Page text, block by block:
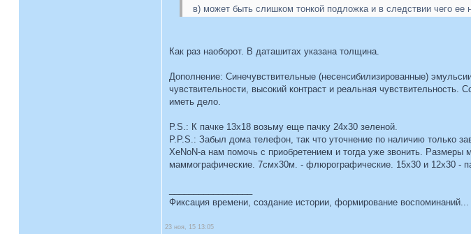
в) может быть слишком тонкой подложка и в следствии чего ее
Как раз наоборот. В даташитах указана толщина.
Дополнение: Синечувствительные (несенсибилизированные)
чувствительности, высокий контраст и реальная
иметь дело.
P.S.: К пачке 13х18 возьму еще пачку 24х30 зеленой.
P.P.S.: Забыл дома телефон, так что уточнение по наличию только
XeNoN-а нам помочь с приобретением и тогда уже звонить.
маммографические. 7смх30м. - флюрографические. 15х30 и 12х30 -
Фиксация времени, создание истории, формирование
23 ноя, 15 13:05